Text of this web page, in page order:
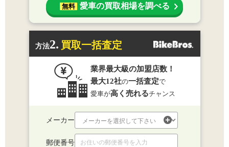
無料 愛車の買取相場を調べる
方法2. 買取一括査定
業界最大級の加盟店数！
最大12社の一括査定で
愛車が高く売れるチャンス
メーカー
郵便番号